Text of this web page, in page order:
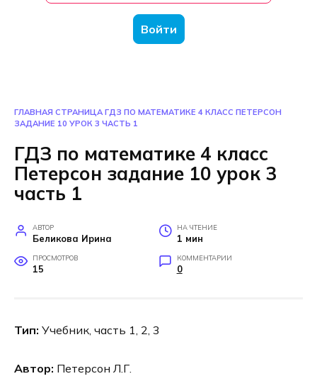
Войти
ГЛАВНАЯ СТРАНИЦА ГДЗ ПО МАТЕМАТИКЕ 4 КЛАСС ПЕТЕРСОН
ЗАДАНИЕ 10 УРОК 3 ЧАСТЬ 1
ГДЗ по математике 4 класс
Петерсон задание 10 урок 3
часть 1
АВТОР
Беликова Ирина
НА ЧТЕНИЕ
1 мин
ПРОСМОТРОВ
15
КОММЕНТАРИИ
0
Тип: Учебник, часть 1, 2, 3
Автор: Петерсон Л.Г.